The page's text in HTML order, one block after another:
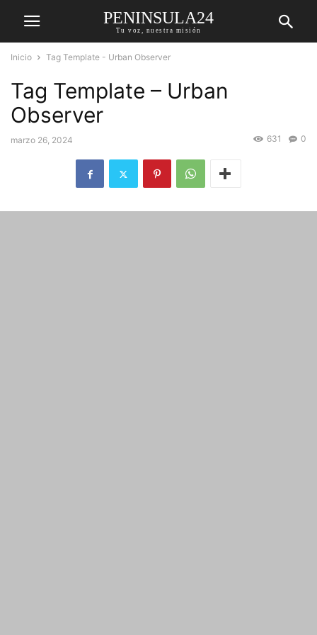
PENINSULA24
Tu voz, nuestra misión
Inicio Tag Template - Urban Observer
Tag Template – Urban
Observer
marzo 26, 2024 0
631